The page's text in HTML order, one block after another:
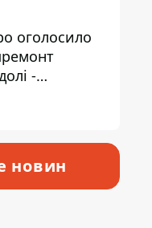
оголосило
-
новин